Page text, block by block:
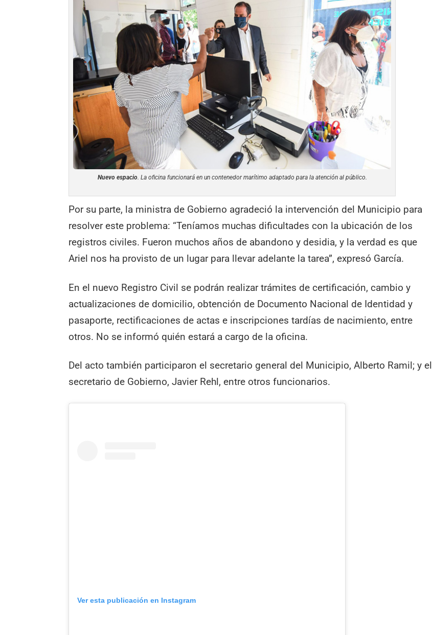
Nuevo espacio. La oficina funcionará en un contenedor marítimo adaptado para la atención al público.
Por su parte, la ministra de Gobierno agradeció la intervención del Municipio para
resolver este problema: “Teníamos muchas dificultades con la ubicación de los
registros civiles. Fueron muchos años de abandono y desidia, y la verdad es que
Ariel nos ha provisto de un lugar para llevar adelante la tarea”, expresó García.
En el nuevo Registro Civil se podrán realizar trámites de certificación, cambio y
actualizaciones de domicilio, obtención de Documento Nacional de Identidad y
pasaporte, rectificaciones de actas e inscripciones tardías de nacimiento, entre
otros. No se informó quién estará a cargo de la oficina.
Del acto también participaron el secretario general del Municipio, Alberto Ramil; y el
secretario de Gobierno, Javier Rehl, entre otros funcionarios.
Ver esta publicación en Instagram